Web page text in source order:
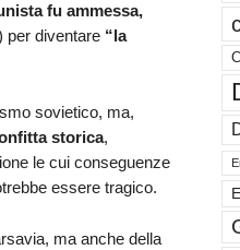
fu ammessa,
per diventare “la
sovietico, ma,
storica,
le cui conseguenze
essere tragico.
ma anche della